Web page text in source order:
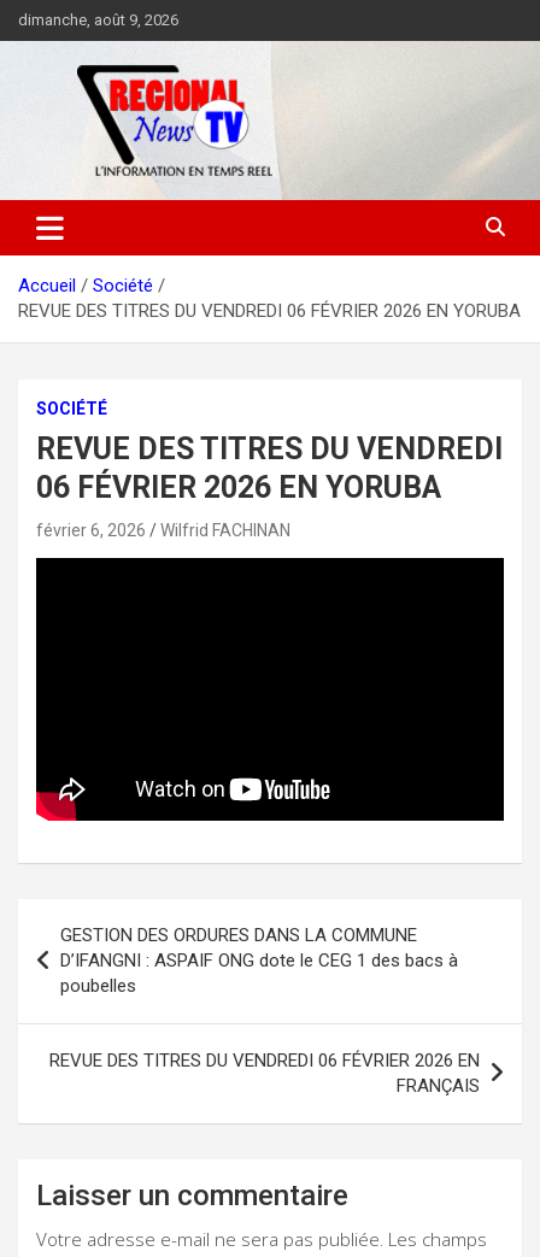
Aller
au
dimanche, août 9, 2026
Accueil
Société
REVUE DES TITRES DU VENDREDI 06 FÉVRIER 2026 EN YORUBA
SOCIÉTÉ
REVUE DES TITRES DU VENDREDI
06 FÉVRIER 2026 EN YORUBA
février 6, 2026 Wilfrid FACHINAN
de
l’article
GESTION DES ORDURES DANS LA COMMUNE
D’IFANGNI : ASPAIF ONG dote le CEG 1 des bacs à
poubelles
REVUE DES TITRES DU VENDREDI 06 FÉVRIER 2026 EN
FRANÇAIS
Laisser un commentaire
Votre adresse e-mail ne sera pas publiée. Les champs